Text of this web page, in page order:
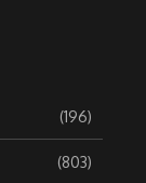
(196)
(803)